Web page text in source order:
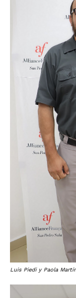
Luis Piedi y Paola